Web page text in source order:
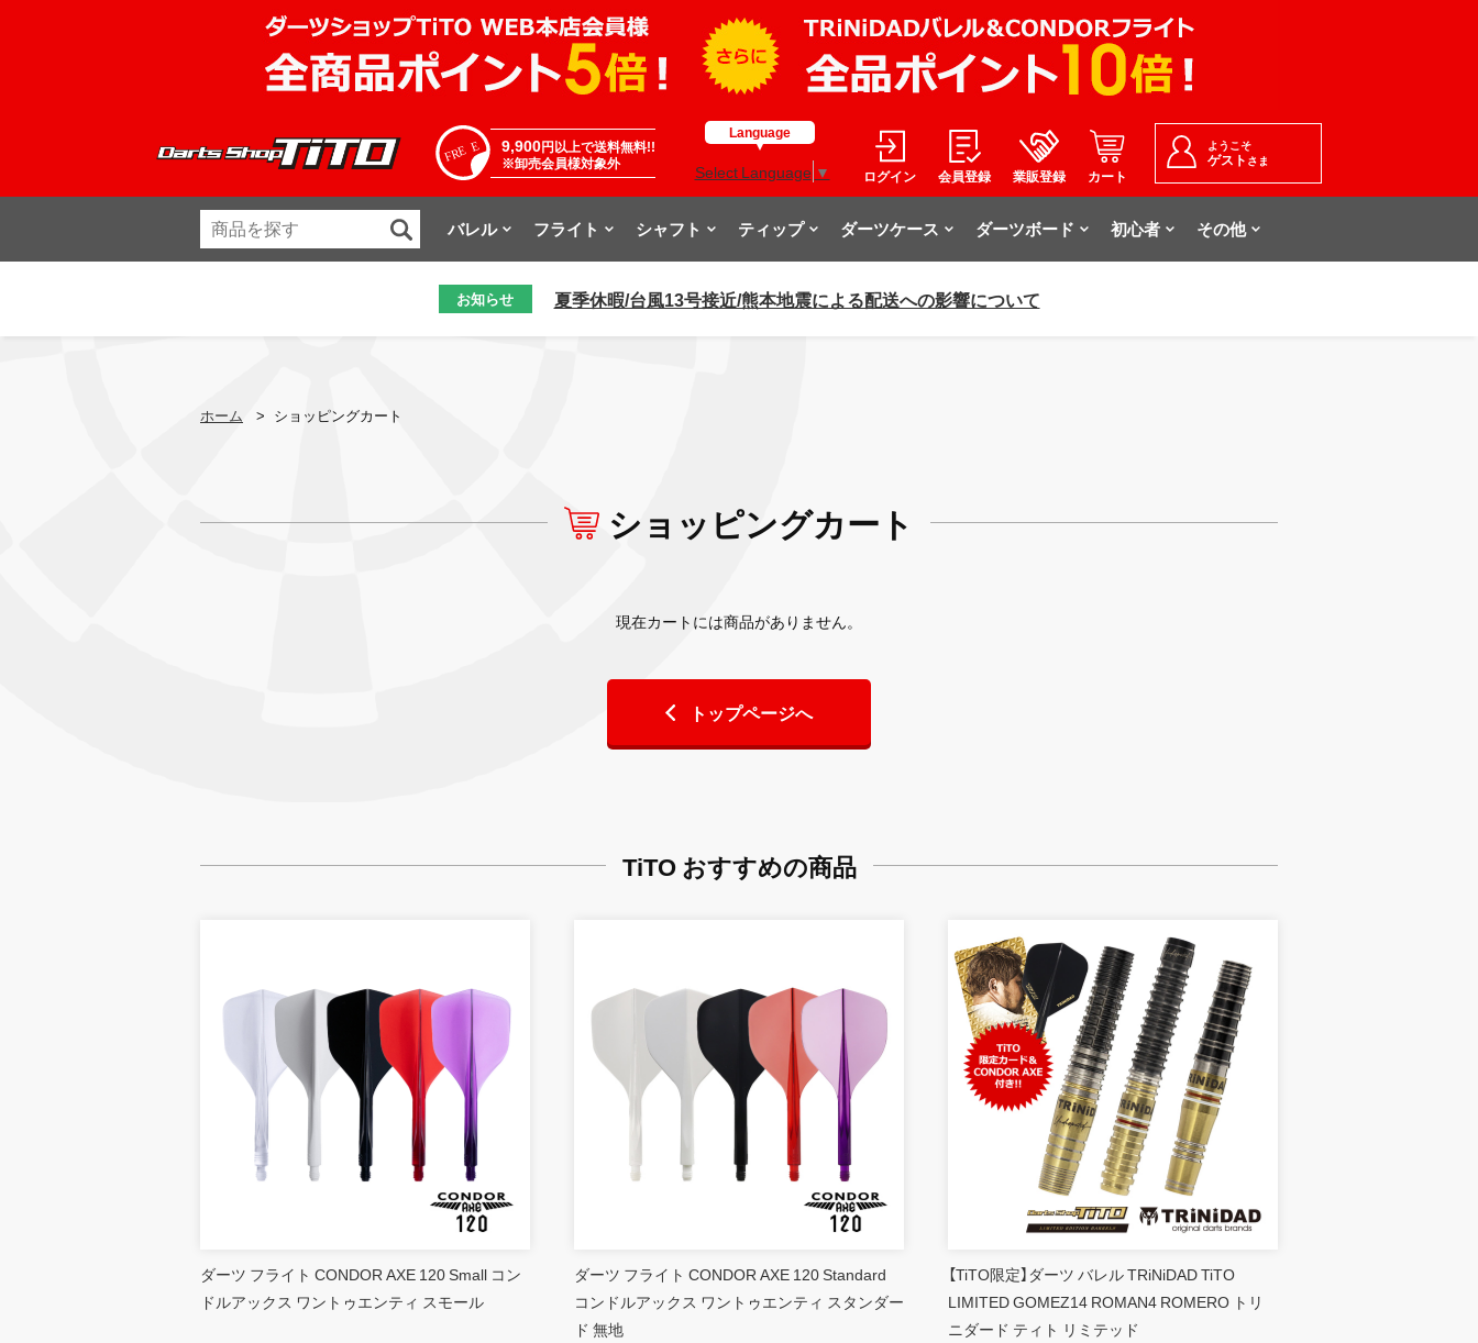
9,900円以上で送料無料!!
※卸売会員様対象外
Language
Select Language ▼ ログイン 会員登録 業販登録 カート
ようこそ
ゲスト さま
バレル フライト シャフト ティップ ダーツケース ダーツボード 初心者 その他
お知らせ 夏季休暇/台風13号接近/熊本地震による配送への影響について
ホーム > ショッピングカート
ショッピングカート
現在カートには商品がありません。
トップページへ
TiTO おすすめの商品
ダーツ フライト CONDOR AXE 120 Small コン
ドルアックス ワントゥエンティ スモール
ダーツ フライト CONDOR AXE 120 Standard
コンドルアックス ワントゥエンティ スタンダー
ド 無地
【TiTO限定】ダーツ バレル TRiNiDAD TiTO
LIMITED GOMEZ14 ROMAN4 ROMERO トリ
ニダード ティト リミテッド